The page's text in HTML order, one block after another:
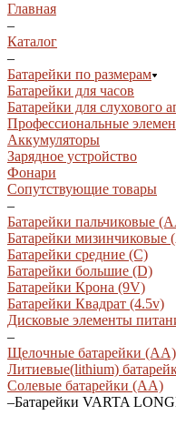
Возврат
Оптовым
Вопрос-
Контакты
Главная
–
Каталог
–
Батарейки по размерам
Батарейки для часов
Батарейки для слухового
Профессиональные
Аккумуляторы
Зарядное устройство
Фонари
Сопутствующие товары
–
Батарейки пальчиковые
Батарейки
Батарейки средние (С)
Батарейки большие (D)
Батарейки Крона (9V)
Батарейки Квадрат (4.5v)
Дисковые элементы
–
Щелочные батарейки (АА)
Литиевые(lithium)
Солевые батарейки (АА)
–Батарейки VARTA